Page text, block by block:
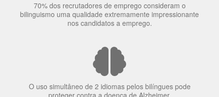
70% dos recrutadores de emprego consideram o
bilinguismo uma qualidade extremamente impressionante
nos candidatos a emprego.
O uso simultâneo de 2 idiomas pelos bilíngues pode
proteger contra a doença de Alzheimer.